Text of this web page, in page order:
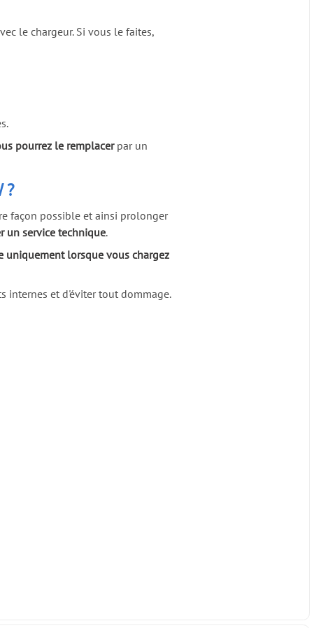
le chargeur. Si vous le faites,
pourrez le remplacerpar un
?
façon possible et ainsi prolonger
un service technique.
uniquement lorsque vous chargez
internes et d'éviter tout dommage.